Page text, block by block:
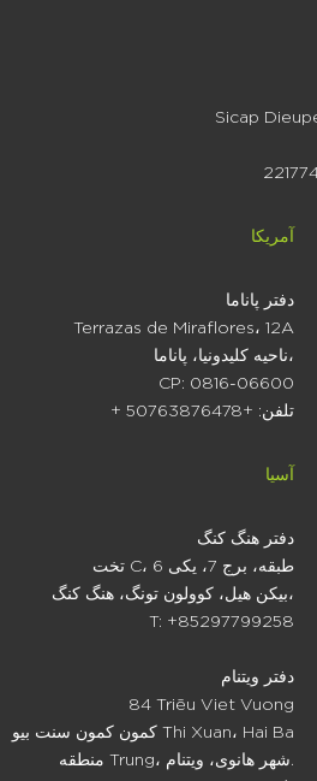
آمریکا
دفتر پاناما
Terrazas de Miraflores، 12A
ناحیه کلیدونیا، پاناما،
CP: 0816-06600
+ تلفن: +50763876478
آسیا
دفتر هنگ کنگ
تخت C، 6 طبقه، برج 7، یکی
بیکن هیل، کوولون تونگ، هنگ کنگ،
T: +85297799258
دفتر ویتنام
84 Triēu Viet Vuong
کمون کمون سنت بیو Thi Xuan، Hai Ba
منطقه Trung، شهر هانوی، ویتنام.